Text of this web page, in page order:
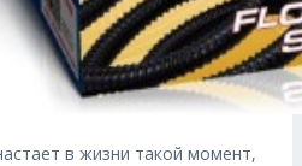
в жизни такой момент,